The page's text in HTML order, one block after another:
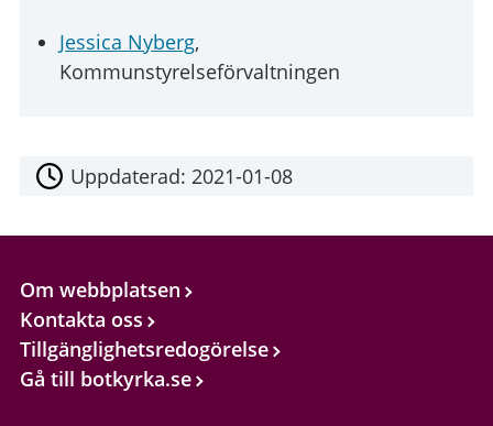
Jessica Nyberg,
Kommunstyrelseförvaltningen
Uppdaterad: 2021-01-08
Om webbplatsen
Kontakta oss
Tillgänglighetsredogörelse
Gå till botkyrka.se